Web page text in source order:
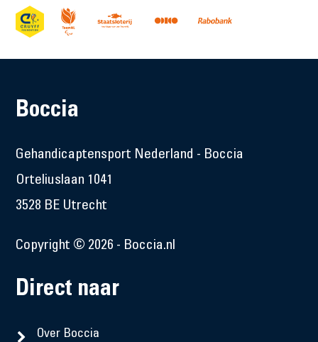
Boccia
Gehandicaptensport Nederland - Boccia
Orteliuslaan 1041
3528 BE Utrecht
Copyright © 2026 - Boccia.nl
Direct naar
Over Boccia